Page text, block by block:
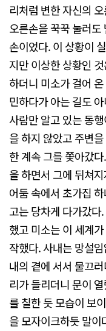
리처럼 변한 자신의
오른손을 꾹꾹 눌러
손이었다. 이 상황이
지만 이상한 상황인
하더니 미소가 걸어
민하다가 아는 길도
사람만 알고 있는 동
을 하지 않았고 주변
한 계속 그를 쫓아갔
을 하면서 그에 뒤쳐
어둠 속에서 초가집
고는 당차게 다가갔다
했고 미소는 이 세계
작했다. 사내는 망설
내의 곁에 서서 물끄
리가 들리더니 문이
를 칠한 듯 모습이 보
을 모자이크하듯 말